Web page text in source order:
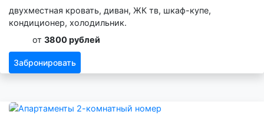
двухместная кровать, диван, ЖК тв, шкаф-купе,
кондиционер, холодильник.
от 3800 рублей
Забронировать